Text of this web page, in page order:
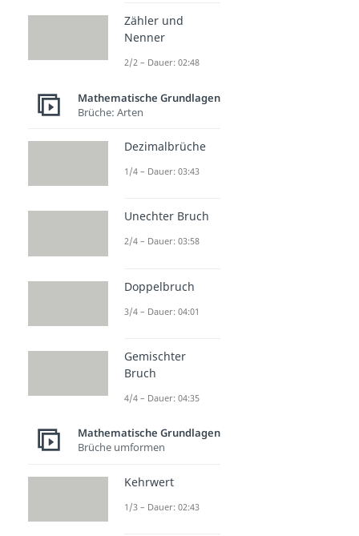
Zähler und
Nenner
2/2 – Dauer: 02:48
Mathematische Grundlagen
Brüche: Arten
Dezimalbrüche
1/4 – Dauer: 03:43
Unechter Bruch
2/4 – Dauer: 03:58
Doppelbruch
3/4 – Dauer: 04:01
Gemischter
Bruch
4/4 – Dauer: 04:35
Mathematische Grundlagen
Brüche umformen
Kehrwert
1/3 – Dauer: 02:43